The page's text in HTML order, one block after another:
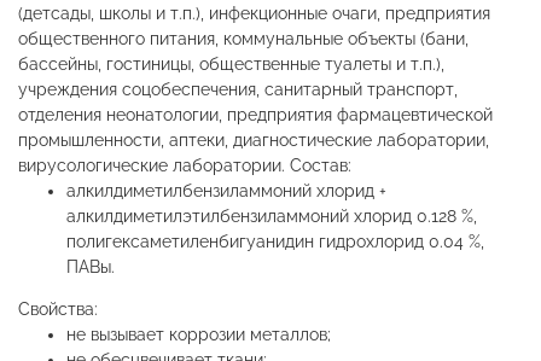
(детсады, школы и т.п.), инфекционные очаги, предприятия
общественного питания, коммунальные объекты (бани,
бассейны, гостиницы, общественные туалеты и т.п.),
учреждения соцобеспечения, санитарный транспорт,
отделения неонатологии, предприятия фармацевтической
промышленности, аптеки, диагностические лаборатории,
вирусологические лаборатории. Состав:
алкилдиметилбензиламмоний хлорид +
алкилдиметилэтилбензиламмоний хлорид 0.128 %,
полигексаметиленбигуанидин гидрохлорид 0.04 %,
ПАВы.
Свойства:
не вызывает коррозии металлов;